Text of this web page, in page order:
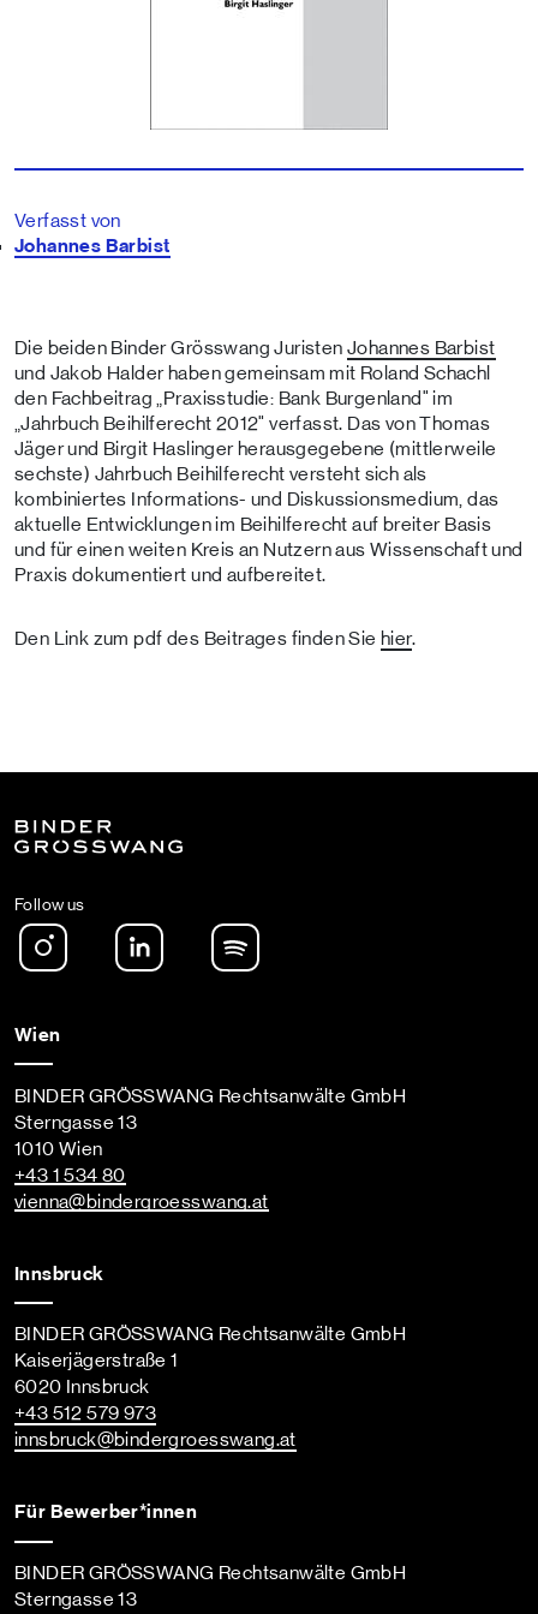
Verfasst von
Johannes Barbist
Die beiden Binder Grösswang JuristenJohannes Barbist
und Jakob Halder haben gemeinsam mit Roland Schachl
den Fachbeitrag „Praxisstudie: Bank Burgenland" im
„Jahrbuch Beihilferecht 2012" verfasst. Das von Thomas
Jäger und Birgit Haslinger herausgegebene (mittlerweile
sechste) Jahrbuch Beihilferecht versteht sich als
kombiniertes Informations- und Diskussionsmedium, das
aktuelle Entwicklungen im Beihilferecht auf breiter Basis
und für einen weiten Kreis an Nutzern aus Wissenschaft und
Praxis dokumentiert und aufbereitet.
Den Link zum pdf des Beitrages finden Sie hier.
Follow us
Instagram LinkedIn
Wien
BINDER GRÖSSWANG Rechtsanwälte GmbH
Sterngasse 13
1010 Wien
+43 1 534 80
vienna@bindergroesswang.at
Innsbruck
BINDER GRÖSSWANG Rechtsanwälte GmbH
Kaiserjägerstraße 1
6020 Innsbruck
+43 512 579 973
innsbruck@bindergroesswang.at
Für Bewerber*innen
BINDER GRÖSSWANG Rechtsanwälte GmbH
Sterngasse 13